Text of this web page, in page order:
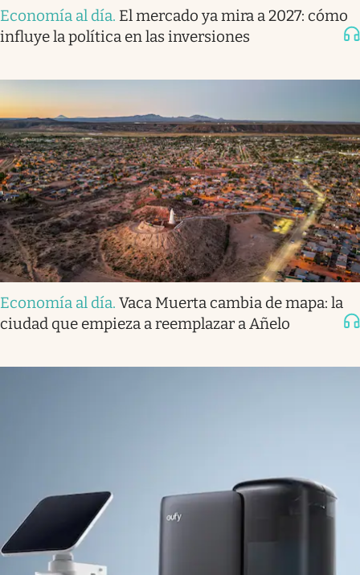
Economía al día. El mercado ya mira a 2027: cómo
influye la política en las inversiones
Economía al día. Vaca Muerta cambia de mapa: la
ciudad que empieza a reemplazar a Añelo